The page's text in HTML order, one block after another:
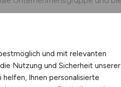
und mit relevanten
Nutzung und Sicherheit unserer
Ihnen personalisierte